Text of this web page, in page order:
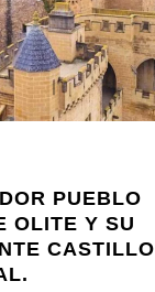
PUEBLO
OLITE Y SU
CASTILLO